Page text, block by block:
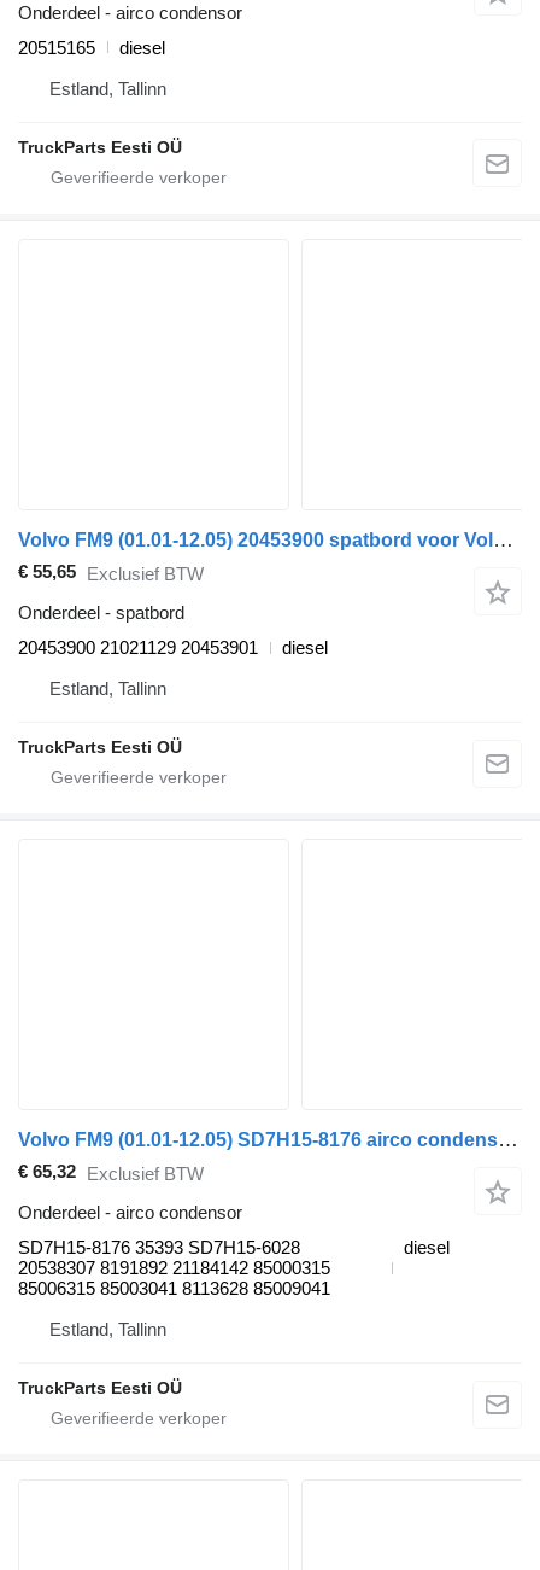
Onderdeel - airco condensor
20515165
diesel
Estland, Tallinn
TruckParts Eesti OÜ
Volvo FM9 (01.01-12.05) 20453900 spatbord voor Volvo FM7-FM12, FM, FMX (1998-2014) trekker
€ 55,65 Exclusief BTW
Onderdeel - spatbord
20453900 21021129 20453901
diesel
Estland, Tallinn
TruckParts Eesti OÜ
Volvo FM9 (01.01-12.05) SD7H15-8176 airco condensor voor Volvo FM7-FM12, FM, FMX (1998-2014) trekker
€ 65,32 Exclusief BTW
Onderdeel - airco condensor
SD7H15-8176 35393 SD7H15-6028
20538307 8191892 21184142 85000315
85006315 85003041 8113628 85009041
diesel
Estland, Tallinn
TruckParts Eesti OÜ